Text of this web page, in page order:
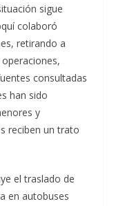
sigue
colaboró
retirando a
consultadas
han sido
y
reciben un trato
el traslado de
en autobuses